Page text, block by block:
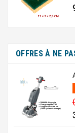
OFFRES À NE